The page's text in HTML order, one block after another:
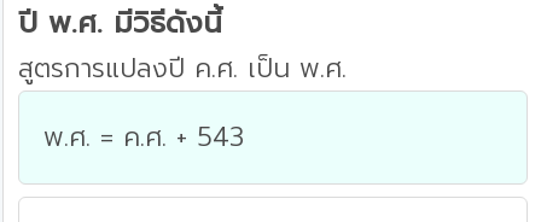
ปี พ.ศ. มีวิธีดังนี้
สูตรการแปลงปี ค.ศ. เป็น พ.ศ.
พ.ศ. = ค.ศ. + 543